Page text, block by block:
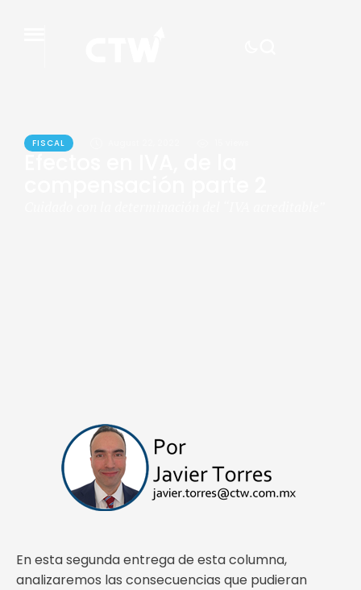
FISCAL
En esta segunda entrega de esta columna,
analizaremos las consecuencias que pudieran